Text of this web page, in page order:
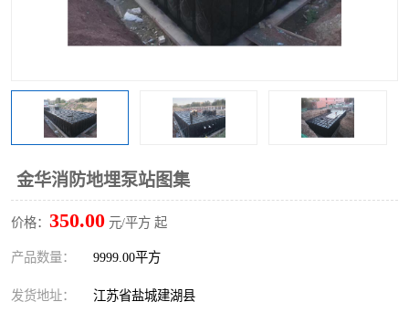
金华消防地埋泵站图集
价格： 350.00 元/平方 起
产品数量： 9999.00平方
发货地址： 江苏省盐城建湖县